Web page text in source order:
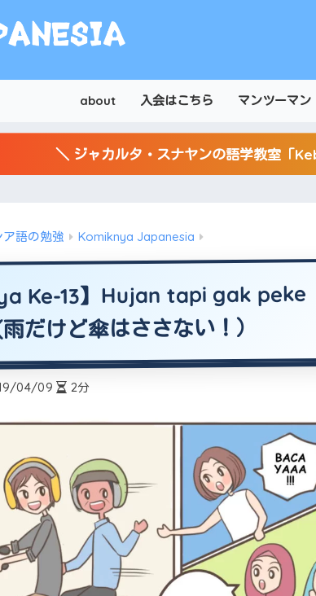
about 入会はこちら マンツーマン
＼ ジャカルタ・スナヤンの語学教室「
語の勉強 Komiknya Japanesia
Ke-13】Hujan tapi gak peke
だけど傘はささない！）
04/09 2分